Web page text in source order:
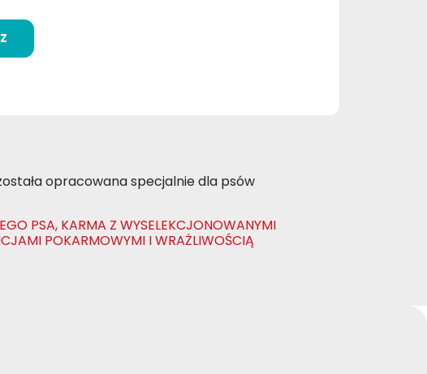
opracowana specjalnie dla psów
PSA, KARMA Z WYSELEKCJONOWANYMI
POKARMOWYMI I WRAŻLIWOŚCIĄ